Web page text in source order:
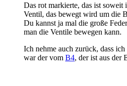
Das rot markierte, das ist soweit
Ventil, das bewegt wird um die
Du kannst ja mal die große
man die Ventile bewegen kann.
Ich nehme auch zurück, dass
war der vom B4, der ist aus der